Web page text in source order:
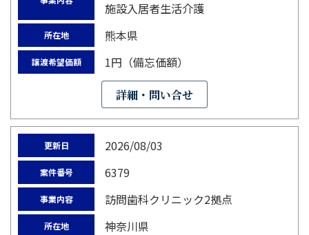
施設入居者生活介護
所在地 熊本県
譲渡希望価額 1円（備忘価額）
詳細・問い合せ
更新日 2026/08/03
案件番号 6379
事業内容 訪問歯科クリニック2拠点
所在地 神奈川県